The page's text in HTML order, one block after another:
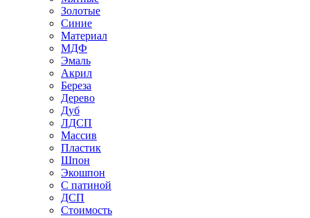
Золотые
Синие
Материал
МДФ
Эмаль
Акрил
Береза
Дерево
Дуб
ЛДСП
Массив
Пластик
Шпон
Экошпон
С патиной
ДСП
Стоимость